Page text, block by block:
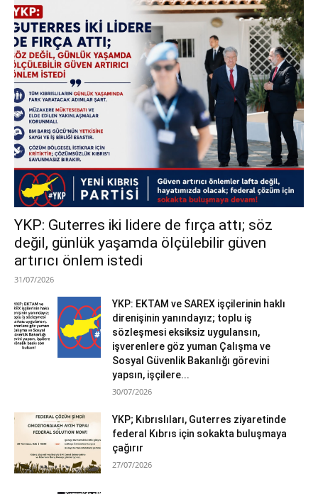
YKP: Guterres iki lidere de fırça attı; söz
değil, günlük yaşamda ölçülebilir güven
artırıcı önlem istedi
31/07/2026
YKP: EKTAM ve SAREX işçilerinin haklı
direnişinin yanındayız; toplu iş
sözleşmesi eksiksiz uygulansın,
işverenlere göz yuman Çalışma ve
Sosyal Güvenlik Bakanlığı görevini
yapsın, işçilere...
30/07/2026
YKP; Kıbrıslıları, Guterres ziyaretinde
federal Kıbrıs için sokakta buluşmaya
çağırır
27/07/2026